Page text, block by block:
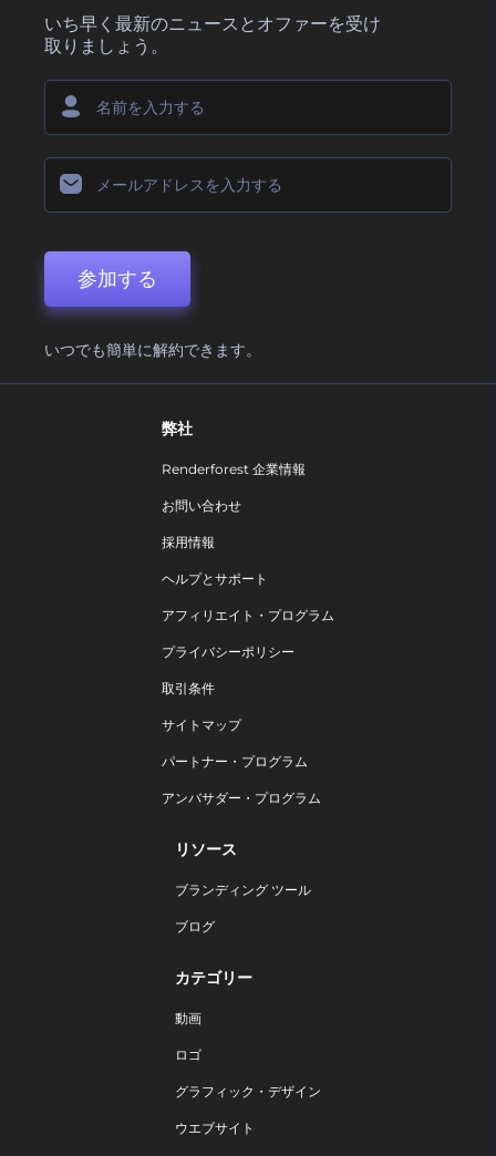
いち早く最新のニュースとオファーを受け
取りましょう。
参加する
いつでも簡単に解約できます。
弊社
Renderforest 企業情報
お問い合わせ
採用情報
ヘルプとサポート
アフィリエイト・プログラム
プライバシーポリシー
取引条件
サイトマップ
パートナー・プログラム
アンバサダー・プログラム
リソース
ブランディング ツール
ブログ
カテゴリー
動画
ロゴ
グラフィック・デザイン
ウエブサイト